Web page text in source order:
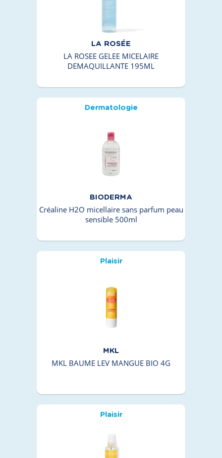
LA ROSÉE
LA ROSEE GELEE MICELAIRE
DEMAQUILLANTE 195ML
Dermatologie
BIODERMA
Créaline H2O micellaire sans parfum peau
sensible 500ml
Plaisir
MKL
MKL BAUME LEV MANGUE BIO 4G
Plaisir